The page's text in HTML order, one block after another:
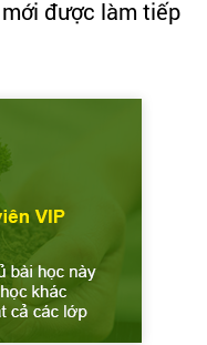
mới được làm tiếp